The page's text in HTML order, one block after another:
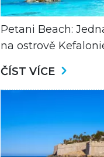
Petani Beach:
na ostrově
ČÍST VÍCE